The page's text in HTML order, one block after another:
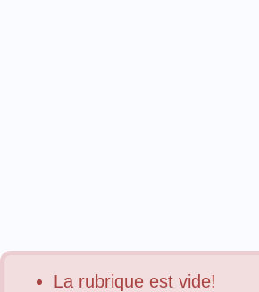
La rubrique est vide!